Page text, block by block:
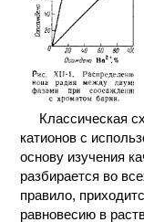
Классическая
катионов с
основу изучения
разбирается во
правило,
равновесию в